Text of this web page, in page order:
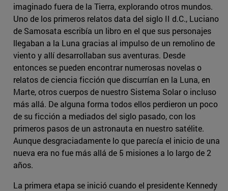
imaginado fuera de la Tierra, explorando otros mundos.
Uno de los primeros relatos data del siglo II d.C., Luciano
de Samosata escribía un libro en el que sus personajes
llegaban a la Luna gracias al impulso de un remolino de
viento y allí desarrollaban sus aventuras. Desde
entonces se pueden encontrar numerosas novelas o
relatos de ciencia ficción que discurrían en la Luna, en
Marte, otros cuerpos de nuestro Sistema Solar o incluso
más allá. De alguna forma todos ellos perdieron un poco
de su ficción a mediados del siglo pasado, con los
primeros pasos de un astronauta en nuestro satélite.
Aunque desgraciadamente lo que parecía el inicio de una
nueva era no fue más allá de 5 misiones a lo largo de 2
años.
La primera etapa se inició cuando el presidente Kennedy